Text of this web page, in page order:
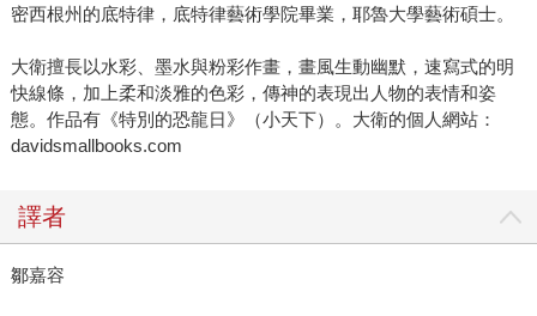
密西根州的底特律，底特律藝術學院畢業，耶魯大學藝術碩士。
大衛擅長以水彩、墨水與粉彩作畫，畫風生動幽默，速寫式的明
快線條，加上柔和淡雅的色彩，傳神的表現出人物的表情和姿
態。作品有《特別的恐龍日》（小天下）。大衛的個人網站：
davidsmallbooks.com
譯者
鄒嘉容